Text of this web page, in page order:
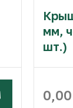
мм,
шт.)
0,00